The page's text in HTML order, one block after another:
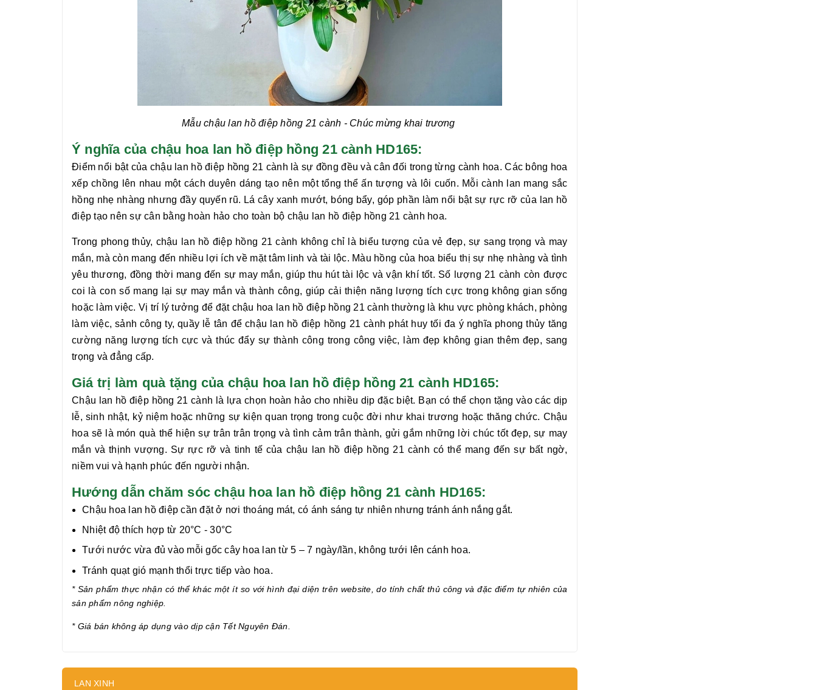
Mẫu chậu lan hồ điệp hồng 21 cành - Chúc mừng khai trương
Ý nghĩa của chậu hoa lan hồ điệp hồng 21 cành HD165:
Điểm nổi bật của chậu lan hồ điệp hồng 21 cành là sự đồng đều và cân đối trong từng cành hoa. Các bông hoa
xếp chồng lên nhau một cách duyên dáng tạo nên một tổng thể ấn tượng và lôi cuốn. Mỗi cành lan mang sắc
hồng nhẹ nhàng nhưng đầy quyến rũ. Lá cây xanh mướt, bóng bẩy, góp phần làm nổi bật sự rực rỡ của lan hồ
điệp tạo nên sự cân bằng hoàn hảo cho toàn bộ chậu lan hồ điệp hồng 21 cành hoa.
Trong phong thủy, chậu lan hồ điệp hồng 21 cành không chỉ là biểu tượng của vẻ đẹp, sự sang trọng và may
mắn, mà còn mang đến nhiều lợi ích về mặt tâm linh và tài lộc. Màu hồng của hoa biểu thị sự nhẹ nhàng và tình
yêu thương, đồng thời mang đến sự may mắn, giúp thu hút tài lộc và vận khí tốt. Số lượng 21 cành còn được
coi là con số mang lại sự may mắn và thành công, giúp cải thiện năng lượng tích cực trong không gian sống
hoặc làm việc. Vị trí lý tưởng để đặt chậu hoa lan hồ điệp hồng 21 cànhthường là khu vực phòng khách, phòng
làm việc, sảnh công ty, quầy lễ tân để chậu lan hồ điệp hồng 21 cành phát huy tối đa ý nghĩa phong thủy tăng
cường năng lượng tích cực và thúc đẩy sự thành công trong công việc, làm đẹp không gian thêm đẹp, sang
trọng và đẳng cấp.
Giá trị làm quà tặng của chậu hoa lan hồ điệp hồng 21 cành HD165:
Chậu lan hồ điệp hồng 21 cành là lựa chọn hoàn hảo cho nhiều dịp đặc biệt. Bạn có thể chọn tặng vào các dịp
lễ, sinh nhật, kỷ niệm hoặc những sự kiện quan trọng trong cuộc đời như khai trương hoặc thăng chức. Chậu
hoa sẽ là món quà thể hiện sự trân trân trọng và tình cảm trân thành, gửi gắm những lời chúc tốt đẹp, sự may
mắn và thịnh vượng. Sự rực rỡ và tinh tế của chậu
lan hồ điệp hồng 21 cành có thể mang đến sự bất ngờ,
niềm vui và hạnh phúc đến người nhận.
Hướng dẫn chăm sóc chậu hoa lan hồ điệp hồng 21 cành HD165:
Chậu hoa lan hồ điệp cần đặt ở nơi thoáng mát, có ánh sáng tự nhiên nhưng tránh ánh nắng gắt.
Nhiệt độ thích hợp từ 20°C - 30°C
Tưới nước vừa đủ vào mỗi gốc cây hoa lan từ 5 – 7 ngày/lần, không tưới lên cánh hoa.
Tránh quạt gió mạnh thổi trực tiếp vào hoa.
* Sản phẩm thực nhận có thể khác một ít so với hình đại diện trên website, do tính chất thủ công và đặc điểm tự nhiên của
sản phẩm nông nghiệp.
* Giá bán không áp dụng vào dịp cận Tết Nguyên Đán.
LAN XINH